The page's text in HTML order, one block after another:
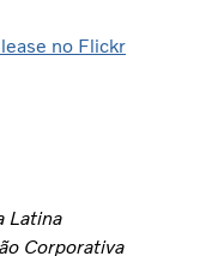
no Flickr
Latina
Corporativa